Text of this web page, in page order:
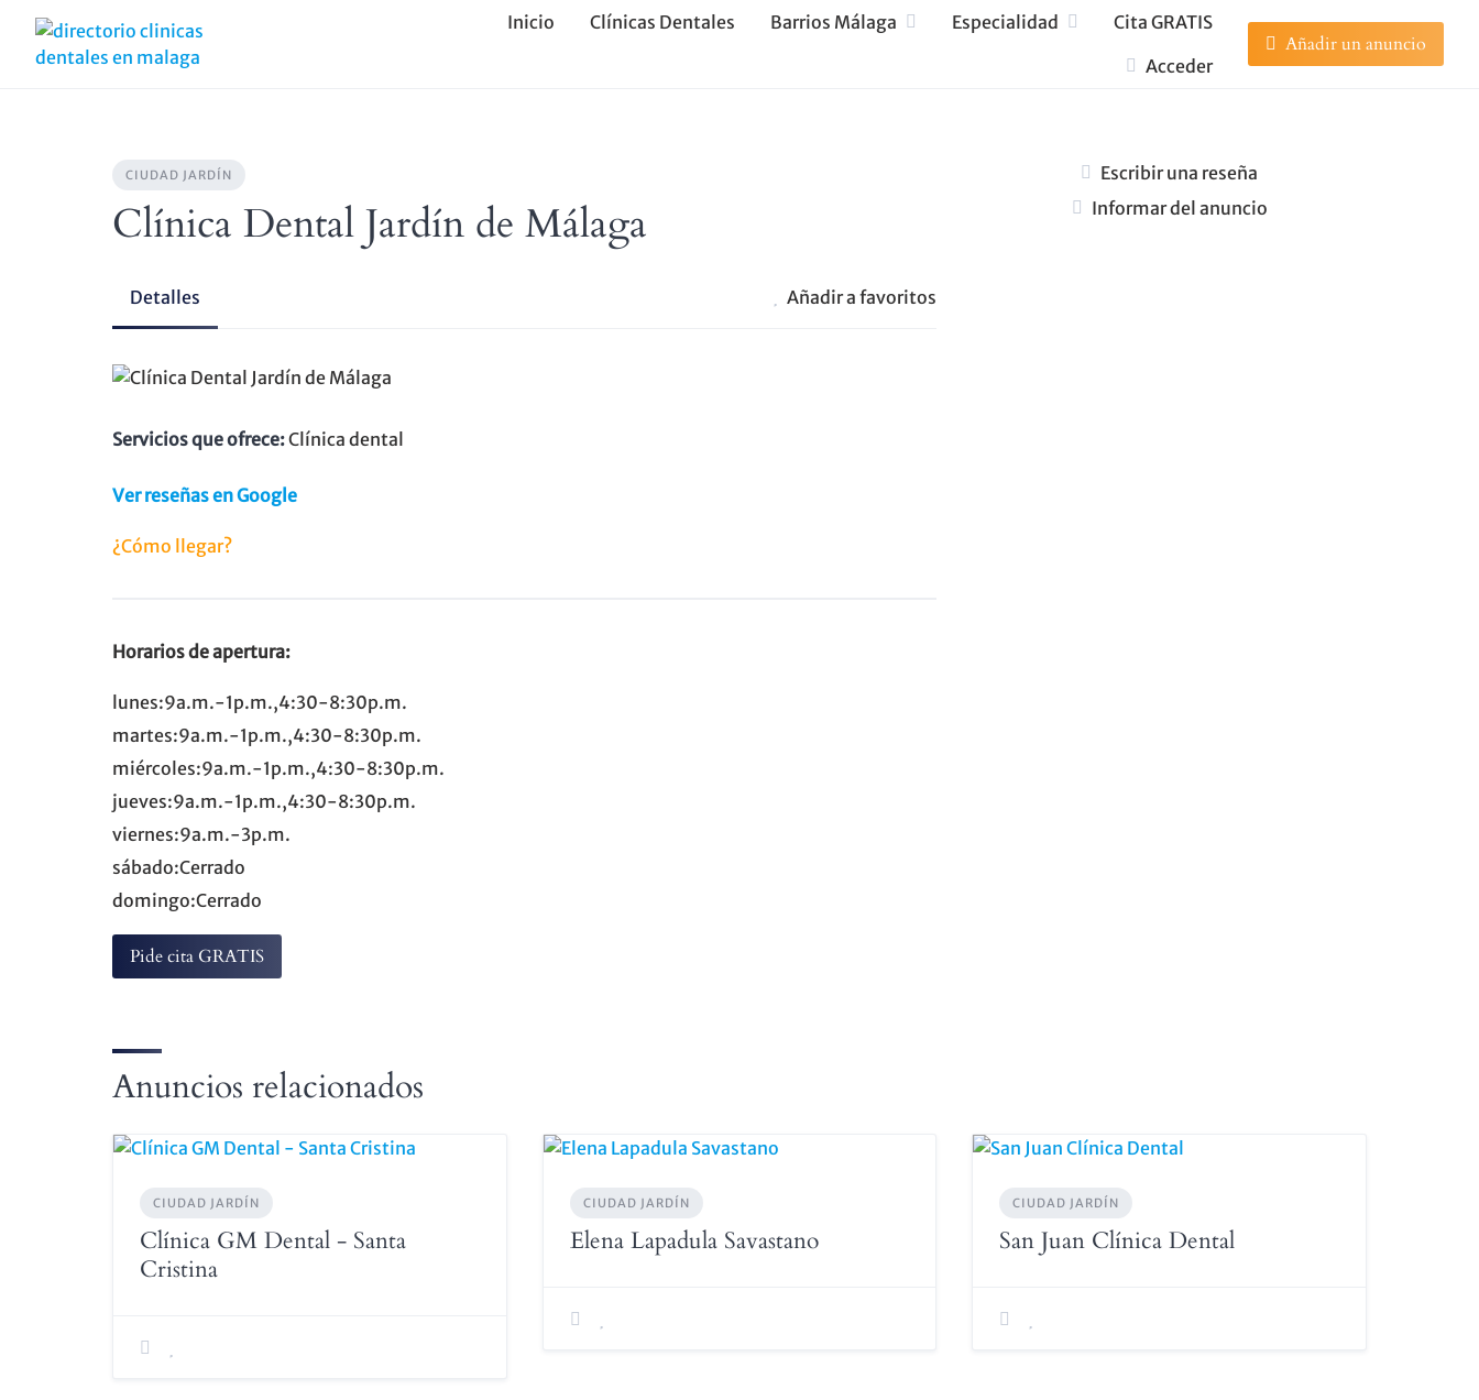
content
Inicio Clínicas Dentales Barrios Málaga Especialidad
Cita GRATIS
Acceder
Añadir un anuncio
CIUDAD JARDÍN
Clínica Dental Jardín de Málaga
Detalles Añadir a favoritos
Servicios que ofrece:Clínica dental
Ver reseñas en Google
¿Cómo llegar?
Horarios de apertura:
lunes:9a.m.-1p.m.,4:30-8:30p.m.
martes:9a.m.-1p.m.,4:30-8:30p.m.
miércoles:9a.m.-1p.m.,4:30-8:30p.m.
jueves:9a.m.-1p.m.,4:30-8:30p.m.
viernes:9a.m.-3p.m.
sábado:Cerrado
domingo:Cerrado
Pide cita GRATIS
Escribir una reseña
Informar del anuncio
Anuncios relacionados
CIUDAD JARDÍN
Clínica GM Dental - Santa
Cristina
CIUDAD JARDÍN
Elena Lapadula Savastano
CIUDAD JARDÍN
San Juan Clínica Dental